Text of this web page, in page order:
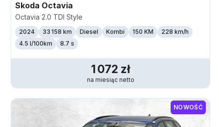
Skoda Octavia
Octavia 2.0 TDI Style
2024 33 158 km Diesel Kombi 150 KM 228 km/h
4.5 l/100km
8.7 s
1 072 zł
na miesiąc netto
NOWOŚĆ